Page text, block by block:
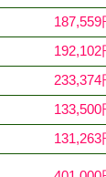
187,559
192,102
233,374
133,500
131,263